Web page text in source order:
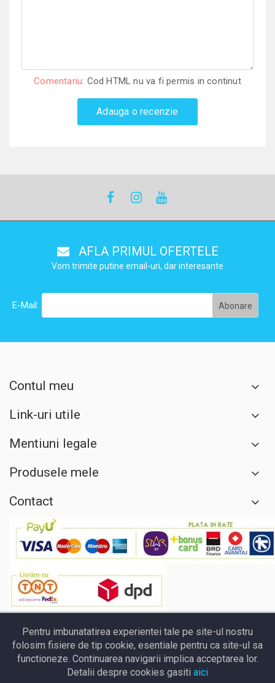
Comentariu: Cod HTML nu va fi permis in continut
Adauga o recenzie
AFLA PRIMUL OFERTELE
Vom trimite putine email-uri, dar interesante
E-Mail:
Contul meu
Link-uri utile
Mentiuni legale
Produsele mele
Contact
Pentru imbunatatirea experientei tale pe site-ul nostru
folosim fisiere de tip cookie, esentiale pentru ca site-ul sa
functioneze. Continuarea navigarii implica acceptarea lor.
Detalii despre cookies gasiti aici